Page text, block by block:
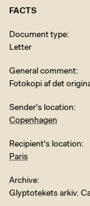
FACTS
Document type
Letter
General comment
Fotokopi af det
Sender's location
Copenhagen
Recipient's location
Paris
Archive
Glyptotekets arkiv.